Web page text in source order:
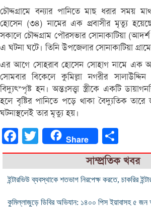
চৌদ্দগ্রামে বন্যার পানিতে মাছ ধরার সময়
হোসেন (৩৪) নামের এক প্রবাসীর মৃত্যু
সকালে চৌদ্দগ্রাম পৌরসভার সোনাকাটিয়া
এ ঘটনা ঘটে। তিনি উপজেলার সোনাকাটিয়া
এর আগে সোহরাব হোসেন সোহাগ নামে এক
সোমবার বিকেলে কুমিল্লা নগরীর
বিদ্যুৎস্পৃষ্ট হন। অন্তঃসত্ত্বা স্ত্রীকে একটি
হলে বৃষ্টির পানিতে পড়ে থাকা বৈদ্যুতিক
ঘটনাস্থলেই তার মৃত্যু হয়।
FacebookTwitter Share
সাম্প্রতিক খবর
ইন্টারভিউ ব্যবস্থাকে শতভাগ নিরপেক্ষ করতে, চাকরির
কুমিল্লাজুড়ে ডিবির অভিযান: ১৪০০ পিস ইয়াবাসহ ৫